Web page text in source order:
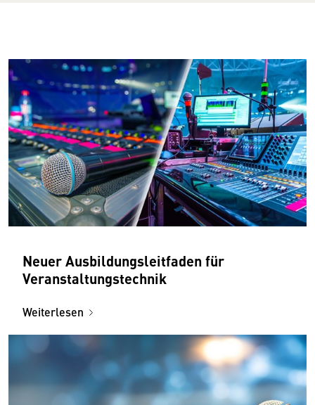
Neuer Ausbildungs­leitfaden für
Veranstaltungstechnik
Weiterlesen